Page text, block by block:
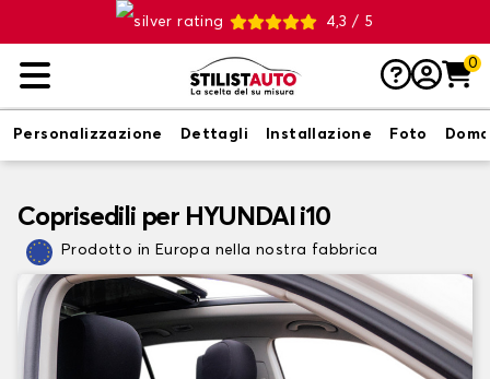
4,3 / 5
0
Personalizzazione Dettagli Installazione Foto
Coprisedili per HYUNDAI i10
Prodotto in Europa nella nostra fabbrica